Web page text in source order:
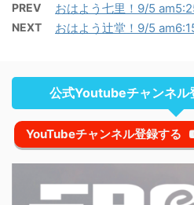
PREV おはよう七里！9/5
NEXT おはよう辻堂！9/5
公式Youtubeチャンネル
YouTubeチャンネル登録する